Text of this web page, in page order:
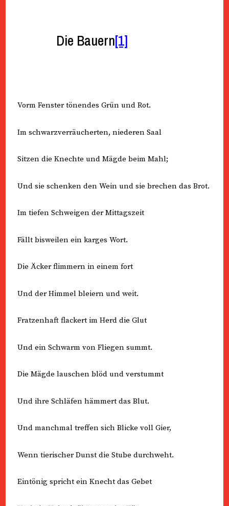
Die Bauern[1]
Vorm Fenster tönendes Grün und Rot.
Im schwarzverräucherten, niederen Saal
Sitzen die Knechte und Mägde beim Mahl;
Und sie schenken den Wein und sie brechen das Brot.
Im tiefen Schweigen der Mittagszeit
Fällt bisweilen ein karges Wort.
Die Äcker flimmern in einem fort
Und der Himmel bleiern und weit.
Fratzenhaft flackert im Herd die Glut
Und ein Schwarm von Fliegen summt.
Die Mägde lauschen blöd und verstummt
Und ihre Schläfen hämmert das Blut.
Und manchmal treffen sich Blicke voll Gier,
Wenn tierischer Dunst die Stube durchweht.
Eintönig spricht ein Knecht das Gebet